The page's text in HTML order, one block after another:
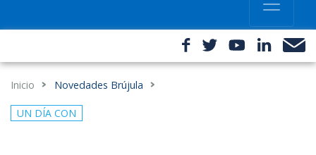
Inicio Novedades Brújula
UN DÍA CON